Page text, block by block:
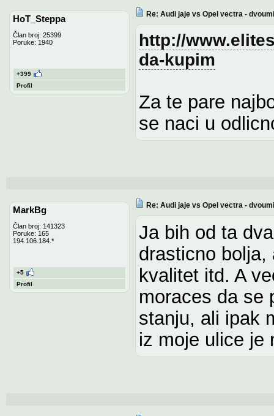
HoT_Steppa
Član broj: 25399
Poruke: 1940
+399
Profil
Re: Audi jaje vs Opel vectra -
http://
da-kupim
Za te pare
se naci u
MarkBg
Član broj: 141323
Poruke: 165
194.106.184.*
+5
Profil
Re: Audi jaje vs Opel vectra -
Ja bih od ta
drasticno
kvalitet itd. A
moraces da se
stanju, ali ipak
iz moje ulice je